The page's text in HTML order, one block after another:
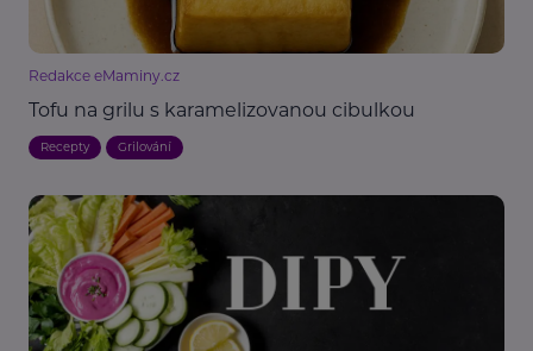
Redakce eMaminy.cz
Tofu na grilu s karamelizovanou cibulkou
Recepty Grilování